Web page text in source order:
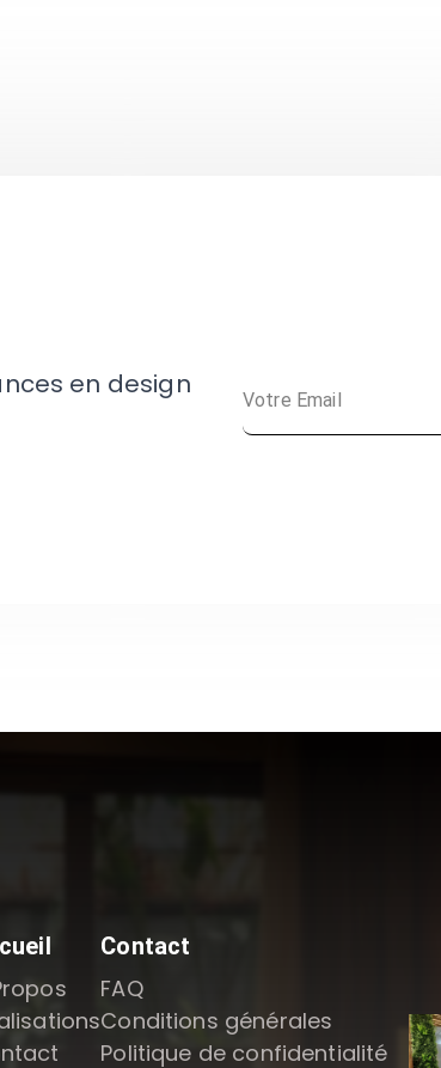
en design
Contact
FAQ
Conditions générales
Politique de confidentialité